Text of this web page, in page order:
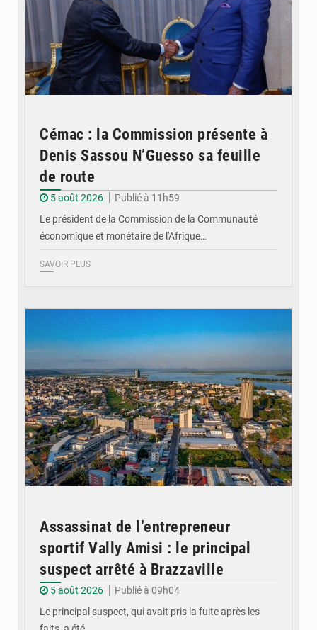
Cémac : la Commission présente à
Denis Sassou N’Guesso sa feuille
de route
5 août 2026
Publié à 11h59
Le président de la Commission de la Communauté
économique et monétaire de l'Afrique…
SAVOIR PLUS
Assassinat de l’entrepreneur
sportif Vally Amisi : le principal
suspect arrêté à Brazzaville
5 août 2026
Publié à 09h04
Le principal suspect, qui avait pris la fuite après les